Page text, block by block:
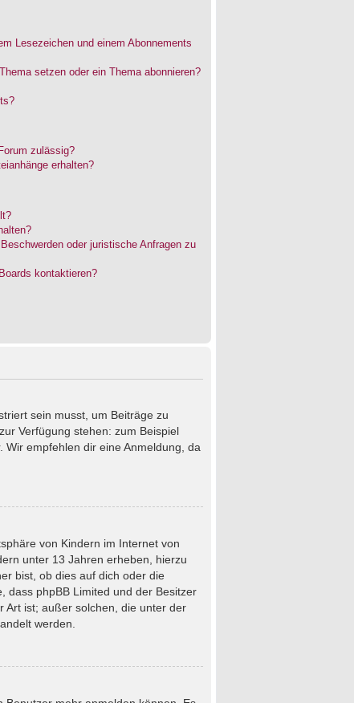
Lesezeichen und einem Abonnements
setzen oder ein Thema abonnieren?
zulässig?
erhalten?
oder juristische Anfragen zu
kontaktieren?
sein musst, um Beiträge zu
Verfügung stehen: zum Beispiel
Wir empfehlen dir eine Anmeldung, da
von Kindern im Internet von
unter 13 Jahren erheben, hierzu
bist, ob dies auf dich oder die
dass phpBB Limited und der Besitzer
Art ist; außer solchen, die unter der
werden.